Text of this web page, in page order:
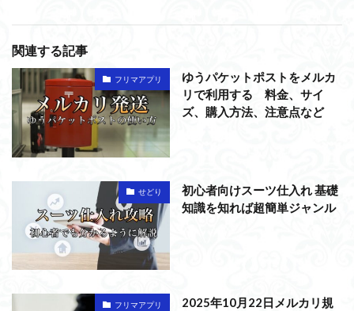
関連する記事
フリマアプリ
ゆうパケットポストをメルカ
リで利用する 料金、サイ
ズ、購入方法、注意点など
せどり
初心者向けスーツ仕入れ 基礎
知識を知れば超簡単ジャンル
フリマアプリ
2025年10月22日メルカリ規